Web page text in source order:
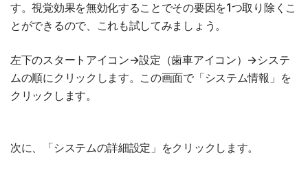
す。視覚効果を無効化することでその要因を1つ取り除くこ
とができるので、これも試してみましょう。
左下のスタートアイコン→設定（歯車アイコン）→システ
ムの順にクリックします。この画面で「システム情報」を
クリックします。
次に、「システムの詳細設定」をクリックします。